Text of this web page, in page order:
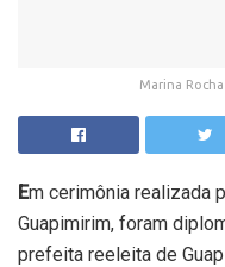
Marina
Em cerimônia realizada
Guapimirim, foram
prefeita reeleita de